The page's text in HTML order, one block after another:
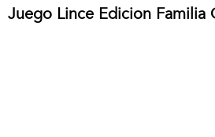
Juego Lince Edicion Familia